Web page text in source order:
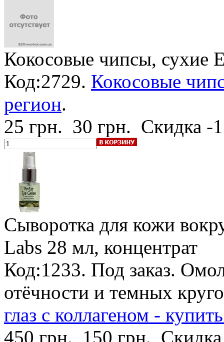
Кокосовые чипсы, сухие
Код:2729. Кокосовые
регион.
25 грн. 30 грн. Скидка -
Сыворотка для кожи
Labs 28 мл, концентрат
Код:1233. Под заказ.
отёчности и темных
глаз с коллагеном -
450 грн.
150 грн.